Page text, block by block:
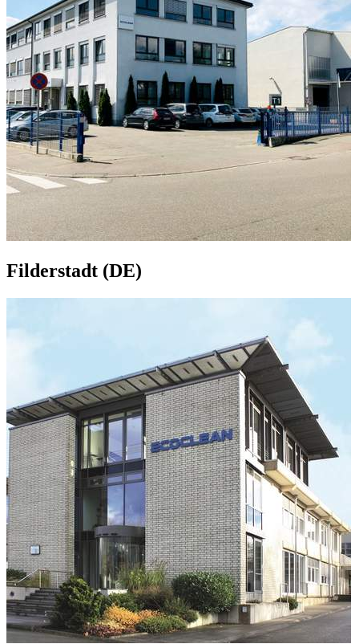
Filderstadt (DE)